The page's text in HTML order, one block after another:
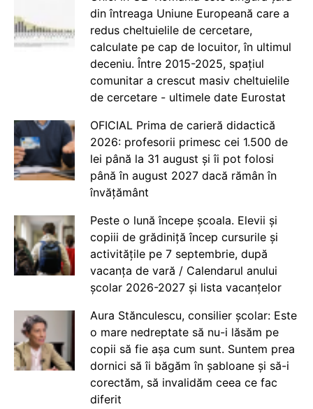
din întreaga Uniune Europeană care a
redus cheltuielile de cercetare,
calculate pe cap de locuitor, în ultimul
deceniu. Între 2015-2025, spațiul
comunitar a crescut masiv cheltuielile
de cercetare - ultimele date Eurostat
OFICIAL Prima de carieră didactică
2026: profesorii primesc cei 1.500 de
lei până la 31 august și îi pot folosi
până în august 2027 dacă rămân în
învățământ
Peste o lună începe școala. Elevii și
copiii de grădiniță încep cursurile și
activitățile pe 7 septembrie, după
vacanța de vară / Calendarul anului
școlar 2026-2027 și lista vacanțelor
Aura Stănculescu, consilier școlar: Este
o mare nedreptate să nu-i lăsăm pe
copii să fie așa cum sunt. Suntem prea
dornici să îi băgăm în șabloane și să-i
corectăm, să invalidăm ceea ce fac
diferit